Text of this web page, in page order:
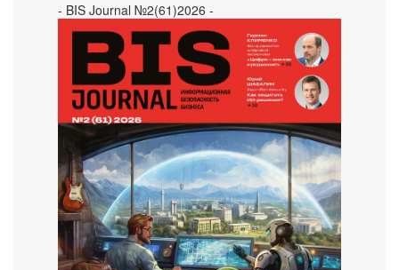
- BIS Journal №2(61)2026 -